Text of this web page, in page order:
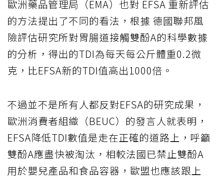
歐洲藥品管理局（EMA）也對 EFSA 重新評估
的方法提出了不同的看法，根據 德國聯邦風
險評估研究所對胃腸道接觸雙酚A的科學數據
的分析，得出的TDI為每天每公斤體重0.2微
克，比EFSA新的TDI值高出1000倍。
不過並不是所有人都反對EFSA的研究成果，
歐洲消費者組織（BEUC）的發言人就表明，
EFSA降低TDI數值是走在正確的道路上，呼籲
雙酚A應盡快被淘汰，相較法國已禁止雙酚A
用於嬰兒產品和食品容器，歐盟也應該跟上